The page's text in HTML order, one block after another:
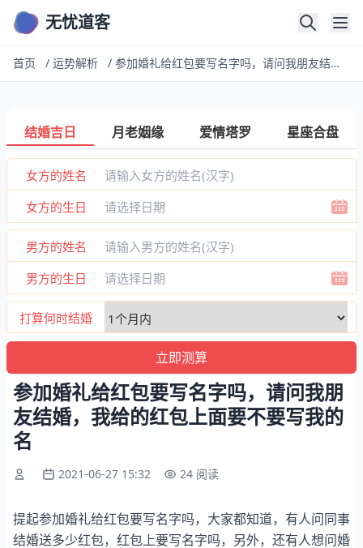
无忧道客
首页 / 运势解析 / 参加婚礼给红包要写名字吗，请问我朋友结婚，我给的红包上面要不要写我的名
结婚吉日 月老姻缘 爱情塔罗 星座合盘
女方的姓名
女方的生日
男方的姓名
男方的生日
打算何时结婚
参加婚礼给红包要写名字吗，请问我朋
友结婚，我给的红包上面要不要写我的
名
2021-06-27 15:32 24 阅读
提起参加婚礼给红包要写名字吗，大家都知道，有人问同事
结婚送多少红包，红包上要写名字吗，另外，还有人想问婚